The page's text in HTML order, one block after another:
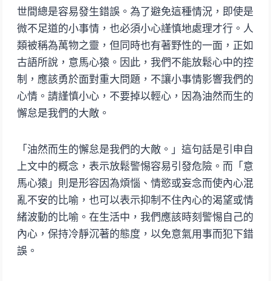
世間總是容易發生錯誤。為了避免這種情況，即使是
微不足道的小事情，也必須小心謹慎地處理才行。人
類被稱為萬物之靈，但同時也有著野性的一面，正如
古語所說，意馬心猿。因此，我們不能放鬆心中的控
制，應該勇於面對重大問題，不讓小事情影響我們的
心情。請謹慎小心，不要掉以輕心，因為油然而生的
懈怠是我們的大敵。
「油然而生的懈怠是我們的大敵。」這句話是引申自
上文中的概念，表示放鬆警惕容易引發危險。而「意
馬心猿」則是形容因為煩惱、情慾或妄念而使內心混
亂不安的比喻，也可以表示抑制不住內心的渴望或情
緒波動的比喻。在生活中，我們應該時刻警惕自己的
內心，保持冷靜沉著的態度，以免意氣用事而犯下錯
誤。